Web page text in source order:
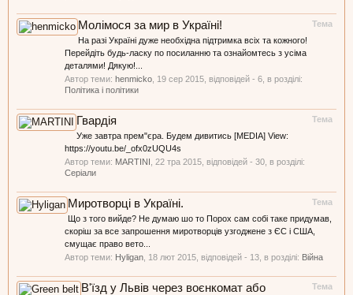
Тема
Молімося за мир в Україні!
На разі Україні дуже необхідна підтримка всіх та кожного!
Перейдіть будь-ласку по посиланню та ознайомтесь з усіма
деталями! Дякую!...
Автор теми: henmicko 19 сер 2015 , відповідей - 6, в розділі:
Політика і політики
Тема
Гвардія
Уже завтра прем"єра. Будем дивитись [MEDIA] View:
https://youtu.be/_ofx0zUQU4s
Автор теми: MARTINI 22 тра 2015 , відповідей - 30, в розділі:
Серіали
Тема
Миротворці в Україні.
Що з того вийде? Не думаю шо то Порох сам собі таке придумав,
скоріш за все запрошення миротворців узгоджене з ЄС і США,
смущає право вето...
Автор теми: Hyligan 18 лют 2015 , відповідей - 13, в розділі: Війна
Тема
В'їзд у Львів через воєнкомат або